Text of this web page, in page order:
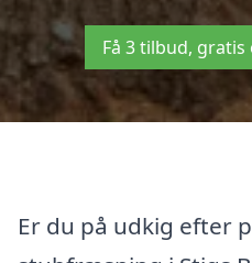
Få 3 tilbud,
Er du på udkig efter